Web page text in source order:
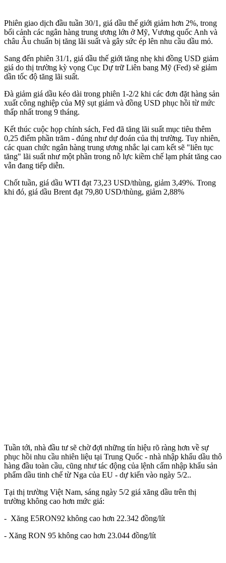
Phiên giao dịch đầu tuần 30/1, giá dầu thế giới giảm hơn 2%, trong
bối cảnh các ngân hàng trung ương lớn ở Mỹ, Vương quốc Anh và
châu Âu chuẩn bị tăng lãi suất và gây sức ép lên nhu cầu dầu mỏ.
Sang đến phiên 31/1, giá dầu thế giới tăng nhẹ khi đồng USD giảm
giá do thị trường kỳ vọng Cục Dự trữ Liên bang Mỹ (Fed) sẽ giảm
dần tốc độ tăng lãi suất.
Đà giảm giá dầu kéo dài trong phiên 1-2/2 khi các đơn đặt hàng sản
xuất công nghiệp của Mỹ sụt giảm và đồng USD phục hồi từ mức
thấp nhất trong 9 tháng.
Kết thúc cuộc họp chính sách, Fed đã tăng lãi suất mục tiêu thêm
0,25 điểm phần trăm - đúng như dự đoán của thị trường. Tuy nhiên,
các quan chức ngân hàng trung ương nhắc lại cam kết sẽ "liên tục
tăng" lãi suất như một phần trong nỗ lực kiềm chế lạm phát tăng cao
vẫn đang tiếp diễn.
Chốt tuần, giá dầu WTI đạt 73,23 USD/thùng, giảm 3,49%. Trong
khi đó, giá dầu Brent đạt 79,80 USD/thùng, giảm 2,88%
Tuần tới, nhà đầu tư sẽ chờ đợi những tín hiệu rõ ràng hơn về sự
phục hồi nhu cầu nhiên liệu tại Trung Quốc - nhà nhập khẩu dầu thô
hàng đầu toàn cầu, cũng như tác động của lệnh cấm nhập khẩu sản
phẩm dầu tinh chế từ Nga của EU - dự kiến vào ngày 5/2..
Tại thị trường Việt Nam, sáng ngày 5/2 giá xăng dầu trên thị
trường không cao hơn mức giá:
- Xăng E5RON92 không cao hơn 22.342 đồng/lít
- Xăng RON 95 không cao hơn 23.044 đồng/lít